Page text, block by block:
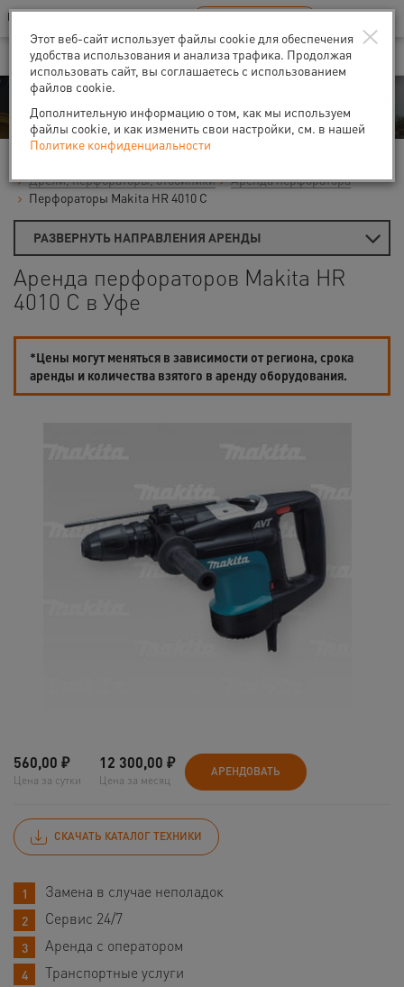
Ваш город:Уфа
В Вашем регионе нет наших офисов RU EN
Аренда
Дрели, перфораторы, отбойники
Аренда перфоратора
Перфораторы Makita HR 4010 C
РАЗВЕРНУТЬ НАПРАВЛЕНИЯ АРЕНДЫ
Аренда перфораторов Makita HR
4010 C в Уфе
*Цены могут меняться в зависимости от региона, срока
аренды и количества взятого в аренду оборудования.
560,00 ₽
Цена за сутки
12 300,00 ₽
Цена за месяц
АРЕНДОВАТЬ
СКАЧАТЬ КАТАЛОГ ТЕХНИКИ
Замена в случае неполадок
Сервис 24/7
Аренда с оператором
Транспортные услуги
×
Этот веб-сайт использует файлы cookie для обеспечения
удобства использования и анализа трафика. Продолжая
использовать сайт, вы соглашаетесь с использованием
файлов cookie.
Дополнительную информацию о том, как мы используем
файлы cookie, и как изменить свои настройки, см. в нашей
Политике конфиденциальности